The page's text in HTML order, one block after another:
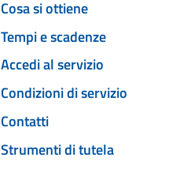
Cosa si ottiene
Tempi e scadenze
Accedi al servizio
Condizioni di servizio
Contatti
Strumenti di tutela